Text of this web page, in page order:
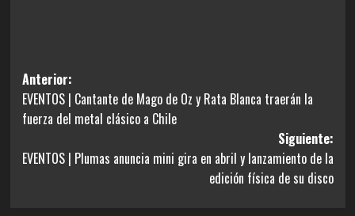
Navegación
de
entradas
Anterior:
EVENTOS | Cantante de Mago de Oz y Rata Blanca traerán la
fuerza del metal clásico a Chile
Siguiente:
EVENTOS | Plumas anuncia mini gira en abril y lanzamiento de la
edición física de su disco